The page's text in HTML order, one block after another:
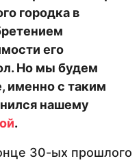
городка в
его
Но мы будем
именно с таким
нашему
.
30-ых прошлого